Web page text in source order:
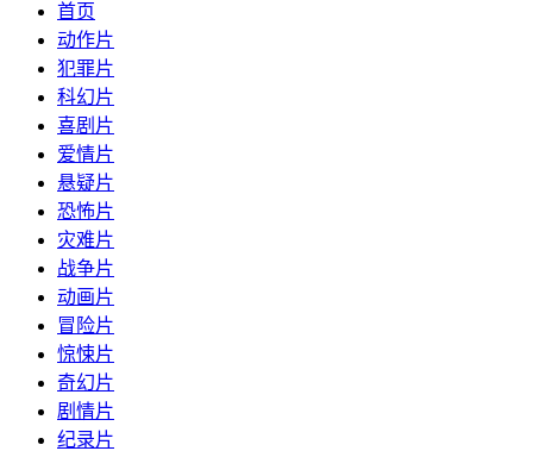
首页
动作片
犯罪片
科幻片
喜剧片
爱情片
悬疑片
恐怖片
灾难片
战争片
动画片
冒险片
惊悚片
奇幻片
剧情片
纪录片